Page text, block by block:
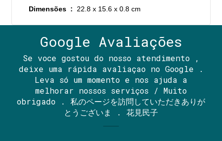
Dimensões ‏ : ‎ 22.8 x 15.6 x 0.8 cm
Google Avaliações
Se voce gostou do nosso atendimento ,
deixe uma rápida avaliaçao no Google .
Leva só um momento e nos ajuda a
melhorar nossos serviços / Muito
obrigado . 私のページを訪問していただきありが
とうございま . 花見民子